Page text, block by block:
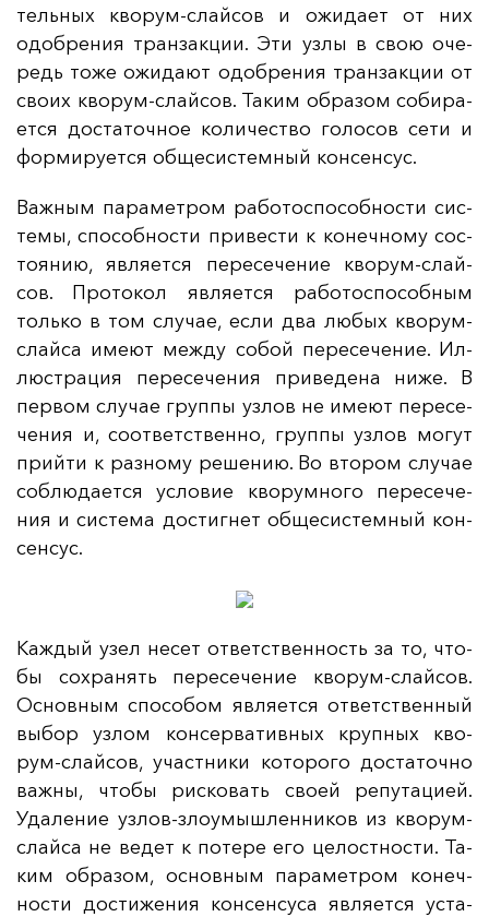
тель­ных кво­рум-слай­сов и ожи­да­ет от них
одоб­ре­ния тран­зак­ции. Эти уз­лы в свою оче­
редь то­же ожи­да­ют одоб­ре­ния тран­зак­ции от
сво­их кво­рум-слай­сов. Та­ким об­ра­зом со­би­ра­
ет­ся дос­та­точ­ное ко­ли­чес­тво го­ло­сов се­ти и
фор­ми­ру­ет­ся об­ще­сис­тем­ный кон­сен­сус.
Важ­ным па­ра­мет­ром ра­бо­тос­по­соб­нос­ти сис­
те­мы, спо­соб­нос­ти при­вес­ти к ко­неч­но­му сос­
то­янию, яв­ля­ет­ся пе­ре­се­че­ние кво­рум-слай­
сов. Про­то­кол яв­ля­ет­ся ра­бо­тос­по­соб­ным
толь­ко в том слу­чае, ес­ли два лю­бых кво­рум-
слай­са име­ют меж­ду со­бой пе­ре­се­че­ние. Ил­
люс­тра­ция пе­ре­се­че­ния при­ве­де­на ни­же. В
пер­вом слу­чае груп­пы уз­лов не име­ют пе­ре­се­
че­ния и, со­от­ветс­твен­но, груп­пы уз­лов мо­гут
прий­ти к раз­но­му ре­ше­нию. Во вто­ром слу­чае
соб­лю­да­ет­ся ус­ло­вие кво­рум­но­го пе­ре­се­че­
ния и сис­те­ма дос­тиг­нет об­ще­сис­тем­ный кон­
сен­сус.
Каж­дый узел не­сет от­ветс­твен­ность за то, что­
бы сох­ра­нять пе­ре­се­че­ние кво­рум-слай­сов.
Ос­нов­ным спо­со­бом яв­ля­ет­ся от­ветс­твен­ный
вы­бор уз­лом кон­сер­ва­тив­ных круп­ных кво­
рум-слай­сов, учас­тни­ки ко­то­ро­го дос­та­точ­но
важ­ны, что­бы рис­ко­вать сво­ей ре­пу­та­ци­ей.
Уда­ле­ние уз­лов-зло­умыш­лен­ни­ков из кво­рум-
слай­са не ве­дет к по­те­ре его це­лос­тнос­ти. Та­
ким об­ра­зом, ос­нов­ным па­ра­мет­ром ко­неч­
нос­ти дос­ти­же­ния кон­сен­су­са яв­ля­ет­ся ус­та­